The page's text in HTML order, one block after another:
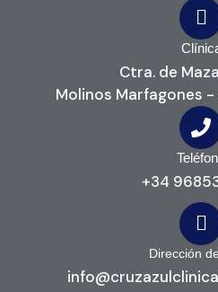
Ctra. de
Molinos Marfagones
+34
Dirección